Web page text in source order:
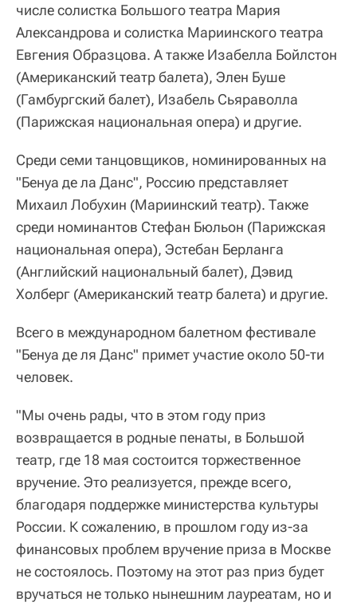
числе солистка Большого театра Мария
Александрова и солистка Мариинского театра
Евгения Образцова. А также Изабелла Бойлстон
(Американский театр балета), Элен Буше
(Гамбургский балет), Изабель Сьяраволла
(Парижская национальная опера) и другие.
Среди семи танцовщиков, номинированных на
"Бенуа де ла Данс", Россию представляет
Михаил Лобухин (Мариинский театр). Также
среди номинантов Стефан Бюльон (Парижская
национальная опера), Эстебан Берланга
(Английский национальный балет), Дэвид
Холберг (Американский театр балета) и другие.
Всего в международном балетном фестивале
"Бенуа де ля Данс" примет участие около 50-ти
человек.
"Мы очень рады, что в этом году приз
возвращается в родные пенаты, в Большой
театр, где 18 мая состоится торжественное
вручение. Это реализуется, прежде всего,
благодаря поддержке министерства культуры
России. К сожалению, в прошлом году из-за
финансовых проблем вручение приза в Москве
не состоялось. Поэтому на этот раз приз будет
вручаться не только нынешним лауреатам, но и